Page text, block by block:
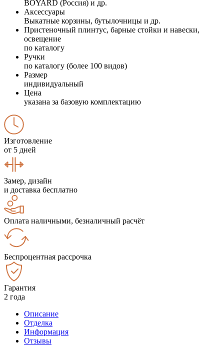
BOYARD (Россия) и др.
Аксессуары
Выкатные корзины, бутылочницы и др.
Пристеночный плинтус, барные стойки и навески,
освещение
по каталогу
Ручки
по каталогу (более 100 видов)
Размер
индивидуальный
Цена
указана за базовую комплектацию
Изготовление
от 5 дней
Замер, дизайн
и доставка бесплатно
Оплата наличными, безналичный расчёт
Беспроцентная рассрочка
Гарантия
2 года
Описание
Отделка
Информация
Отзывы